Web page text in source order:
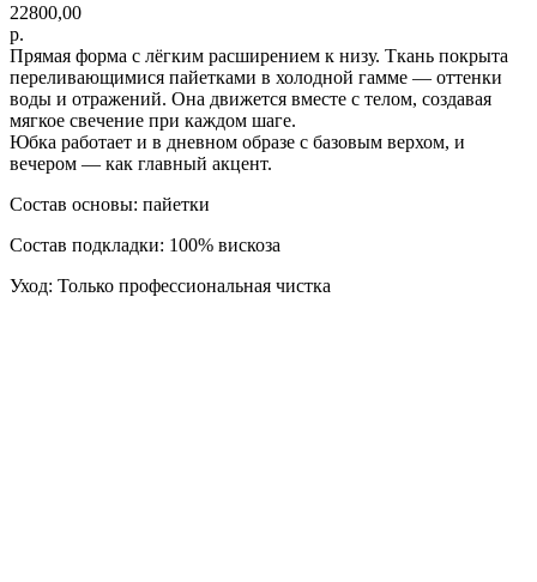
22800,00
р.
Прямая форма с лёгким расширением к низу. Ткань покрыта
переливающимися пайетками в холодной гамме — оттенки
воды и отражений. Она движется вместе с телом, создавая
мягкое свечение при каждом шаге.
Юбка работает и в дневном образе с базовым верхом, и
вечером — как главный акцент.
Состав основы: пайетки
Состав подкладки: 100% вискоза
Уход: Только профессиональная чистка